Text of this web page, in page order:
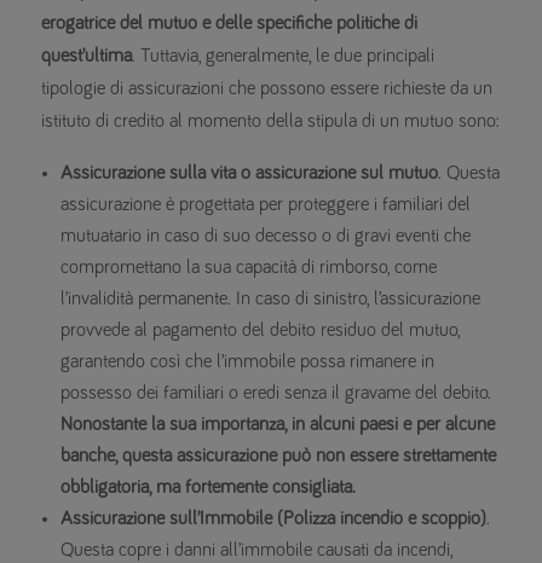
erogatrice del mutuo e delle specifiche politiche di
quest’ultima. Tuttavia, generalmente, le due principali
tipologie di assicurazioni che possono essere richieste da un
istituto di credito al momento della stipula di un mutuo sono:
Assicurazione sulla vita o assicurazione sul mutuo. Questa
assicurazione è progettata per proteggere i familiari del
mutuatario in caso di suo decesso o di gravi eventi che
compromettano la sua capacità di rimborso, come
l’invalidità permanente. In caso di sinistro, l’assicurazione
provvede al pagamento del debito residuo del mutuo,
garantendo così che l’immobile possa rimanere in
possesso dei familiari o eredi senza il gravame del debito.
Nonostante la sua importanza, in alcuni paesi e per alcune
banche, questa assicurazione può non essere strettamente
obbligatoria, ma fortemente consigliata.
Assicurazione sull’Immobile (Polizza incendio e scoppio).
Questa copre i danni all’immobile causati da incendi,